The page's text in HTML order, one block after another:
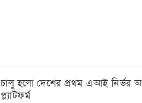
চালু হলো দেশের প্রথম এআই নির্ভর
প্ল্যাটফর্ম